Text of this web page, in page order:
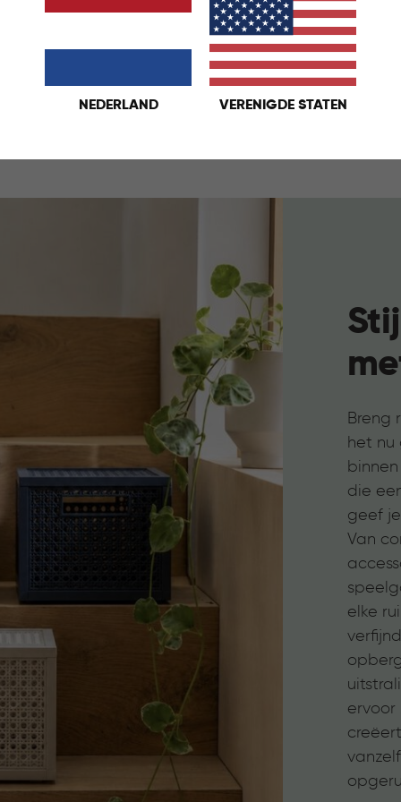
NEDERLAND VERENIGDE STATEN
Breng
het nu
die
geef
Van
elke
ervoor